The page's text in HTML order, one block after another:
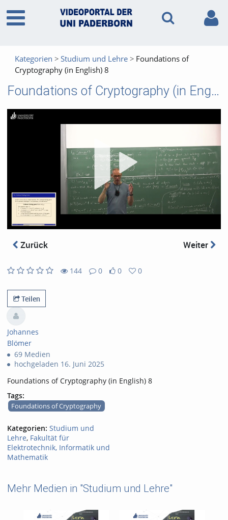
Kategorien Studium und Lehre
Foundations of
Cryptography (in English) 8
Foundations of Cryptography (in English) 8
Zurück Weiter
144
views
0
Kommentare
0
likes
0
favorites
Teilen
Johannes
Blömer
69 Medien
hochgeladen 16. Juni 2025
Foundations of Cryptography (in English) 8
Tags:
Foundations of Cryptography
Kategorien: Studium und
Lehre, Fakultät für
Elektrotechnik, Informatik und
Mathematik
Mehr Medien in "Studium und Lehre"